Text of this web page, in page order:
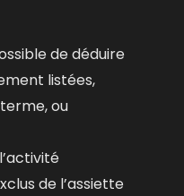
de déduire
listées,
ou
de l’assiette